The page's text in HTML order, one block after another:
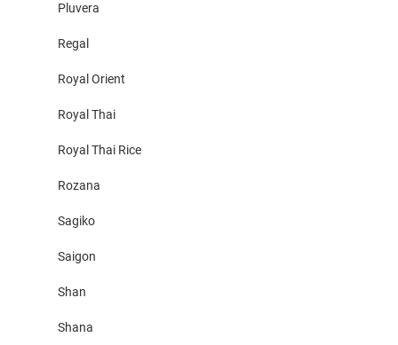
Pluvera
Regal
Royal Orient
Royal Thai
Royal Thai Rice
Rozana
Sagiko
Saigon
Shan
Shana